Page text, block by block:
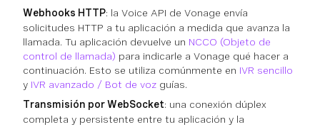
Webhooks HTTP: la Voice API de Vonage envía
solicitudes HTTP a tu aplicación a medida que avanza la
llamada. Tu aplicación devuelve un NCCO (Objeto de
control de llamada) para indicarle a Vonage qué hacer a
continuación. Esto se utiliza comúnmente en IVR sencillo
y IVR avanzado / Bot de voz guías.
Transmisión por WebSocket: una conexión dúplex
completa y persistente entre tu aplicación y la